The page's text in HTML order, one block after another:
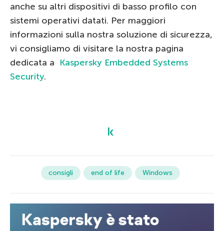
anche su altri dispositivi di basso profilo con
sistemi operativi datati. Per maggiori
informazioni sulla nostra soluzione di sicurezza,
vi consigliamo di visitare la nostra pagina
dedicata a Kaspersky Embedded Systems
Security.
consigli end of life Windows